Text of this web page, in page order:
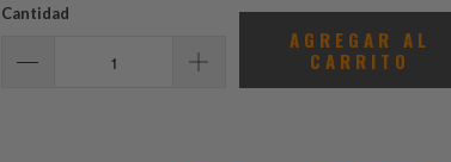
Cantidad
AGREGAR AL
CARRITO